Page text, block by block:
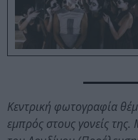
Κεντρική φωτογραφία
εμπρός στους γονείς